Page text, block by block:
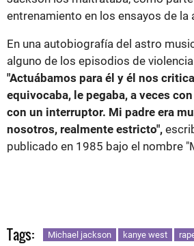
entrenamiento en los ensayos de la
En una autobiografía del astro
alguno de los episodios de
"Actuábamos para él y él nos
equivocaba, le pegaba, a veces
con un interruptor. Mi padre era
nosotros, realmente estricto",
publicado en 1985 bajo el nombre
Tags: Michael jackson kanye west